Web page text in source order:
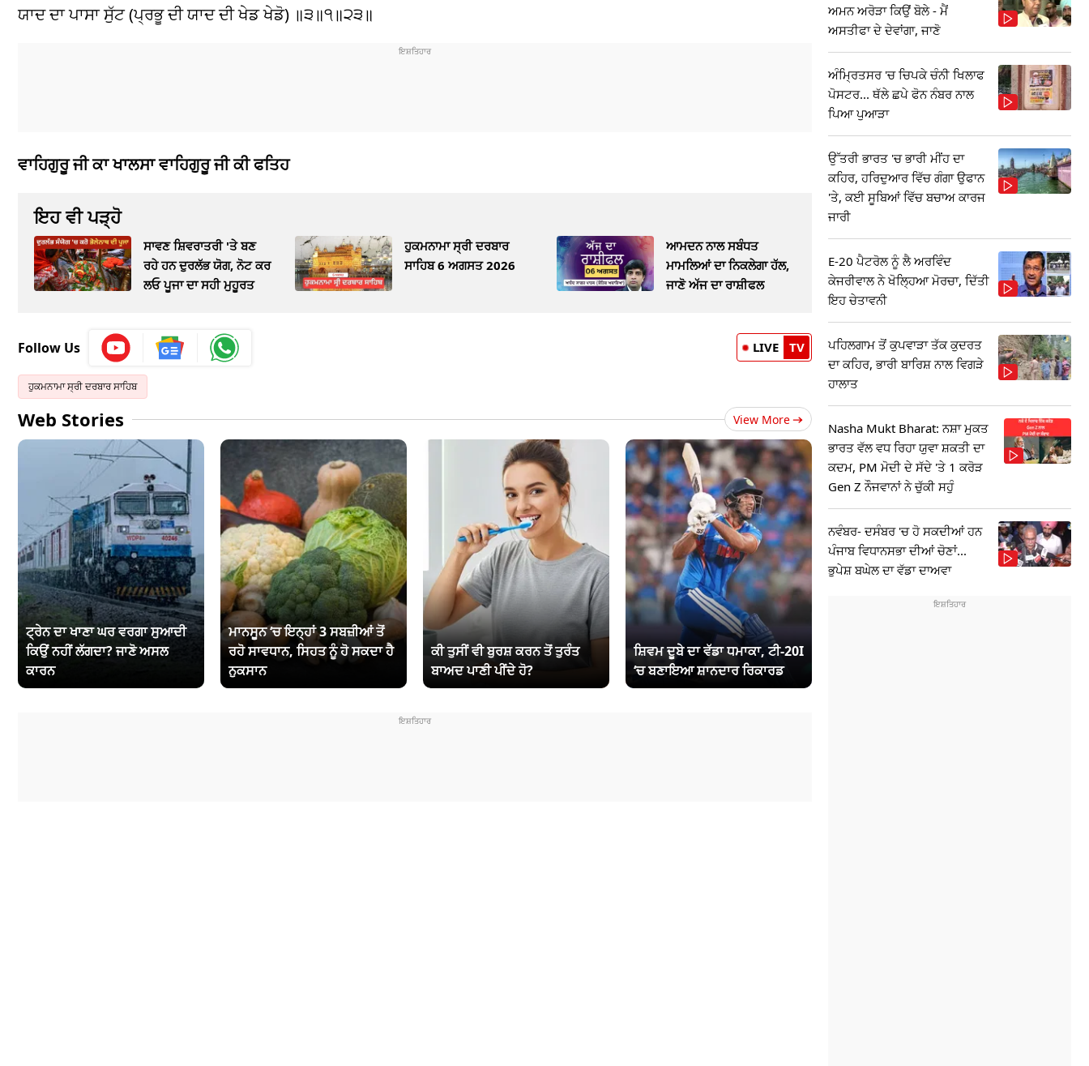
ਯਾਦ ਦਾ ਪਾਸਾ ਸੁੱਟ (ਪ੍ਰਭੂ ਦੀ ਯਾਦ ਦੀ ਖੇਡ ਖੇਡੋ) ॥੩॥੧॥੨੩॥
ਵਾਹਿਗੁਰੂ ਜੀ ਕਾ ਖਾਲਸਾਵਾਹਿਗੁਰੂ ਜੀ ਕੀ ਫਤਿਹ
ਇਹ ਵੀ ਪੜ੍ਹੋ
ਸਾਵਣ ਸ਼ਿਵਰਾਤਰੀ 'ਤੇ ਬਣ
ਰਹੇ ਹਨ ਦੁਰਲੱਭ ਯੋਗ, ਨੋਟ ਕਰ
ਲਓ ਪੂਜਾ ਦਾ ਸਹੀ ਮੁਹੂਰਤ
ਹੁਕਮਨਾਮਾ ਸ੍ਰੀ ਦਰਬਾਰ
ਸਾਹਿਬ 6 ਅਗਸਤ 2026
ਆਮਦਨ ਨਾਲ ਸਬੰਧਤ
ਮਾਮਲਿਆਂ ਦਾ ਨਿਕਲੇਗਾ ਹੱਲ,
ਜਾਣੋ ਅੱਜ ਦਾ ਰਾਸ਼ੀਫਲ
Follow Us LIVE TV
ਹੁਕਮਨਾਮਾ ਸ੍ਰੀ ਦਰਬਾਰ ਸਾਹਿਬ
Web Stories View More
ਟ੍ਰੇਨ ਦਾ ਖਾਣਾ ਘਰ ਵਰਗਾ ਸੁਆਦੀ
ਕਿਉਂ ਨਹੀਂ ਲੱਗਦਾ? ਜਾਣੋ ਅਸਲ
ਕਾਰਨ
ਮਾਨਸੂਨ ‘ਚ ਇਨ੍ਹਾਂ 3 ਸਬਜ਼ੀਆਂ ਤੋਂ
ਰਹੋ ਸਾਵਧਾਨ, ਸਿਹਤ ਨੂੰ ਹੋ ਸਕਦਾ ਹੈ
ਨੁਕਸਾਨ
ਕੀ ਤੁਸੀਂ ਵੀ ਬੁਰਸ਼ ਕਰਨ ਤੋਂ ਤੁਰੰਤ
ਬਾਅਦ ਪਾਣੀ ਪੀਂਦੇ ਹੋ?
ਸ਼ਿਵਮ ਦੂਬੇ ਦਾ ਵੱਡਾ ਧਮਾਕਾ, ਟੀ-20I
‘ਚ ਬਣਾਇਆ ਸ਼ਾਨਦਾਰ ਰਿਕਾਰਡ
ਅਮਨ ਅਰੋੜਾ ਕਿਉਂ ਬੋਲੇ - ਮੈਂ
ਅਸਤੀਫਾ ਦੇ ਦੇਵਾਂਗਾ, ਜਾਣੋ
ਅੰਮ੍ਰਿਤਸਰ 'ਚ ਚਿਪਕੇ ਚੰਨੀ ਖਿਲਾਫ
ਪੋਸਟਰ... ਥੱਲੇ ਛਪੇ ਫੋਨ ਨੰਬਰ ਨਾਲ
ਪਿਆ ਪੁਆੜਾ
ਉੱਤਰੀ ਭਾਰਤ 'ਚ ਭਾਰੀ ਮੀਂਹ ਦਾ
ਕਹਿਰ, ਹਰਿਦੁਆਰ ਵਿੱਚ ਗੰਗਾ ਉਫਾਨ
'ਤੇ, ਕਈ ਸੂਬਿਆਂ ਵਿੱਚ ਬਚਾਅ ਕਾਰਜ
ਜਾਰੀ
E-20 ਪੈਟਰੋਲ ਨੂੰ ਲੈ ਅਰਵਿੰਦ
ਕੇਜਰੀਵਾਲ ਨੇ ਖੋਲ੍ਹਿਆ ਮੋਰਚਾ, ਦਿੱਤੀ
ਇਹ ਚੇਤਾਵਨੀ
ਪਹਿਲਗਾਮ ਤੋਂ ਕੁਪਵਾੜਾ ਤੱਕ ਕੁਦਰਤ
ਦਾ ਕਹਿਰ, ਭਾਰੀ ਬਾਰਿਸ਼ ਨਾਲ ਵਿਗੜੇ
ਹਾਲਾਤ
Nasha Mukt Bharat: ਨਸ਼ਾ ਮੁਕਤ
ਭਾਰਤ ਵੱਲ ਵਧ ਰਿਹਾ ਯੁਵਾ ਸ਼ਕਤੀ ਦਾ
ਕਦਮ, PM ਮੋਦੀ ਦੇ ਸੱਦੇ 'ਤੇ 1 ਕਰੋੜ
Gen Z ਨੌਜਵਾਨਾਂ ਨੇ ਚੁੱਕੀ ਸਹੁੰ
ਨਵੰਬਰ- ਦਸੰਬਰ 'ਚ ਹੋ ਸਕਦੀਆਂ ਹਨ
ਪੰਜਾਬ ਵਿਧਾਨਸਭਾ ਦੀਆਂ ਚੋਣਾਂ...
ਭੁਪੇਸ਼ ਬਘੇਲ ਦਾ ਵੱਡਾ ਦਾਅਵਾ